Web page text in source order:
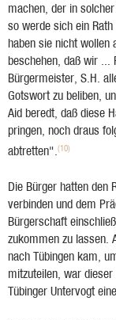
machen, der in
so werde sich ein
haben sie nicht wollen
beschehen, daß wir ...
Bürgermeister, S.H.
Gotswort zu beliben,
Aid beredt, daß diese
pringen, noch draus
abtretten".(10)
Die Bürger hatten den
verbinden und dem
Bürgerschaft
zukommen zu lassen.
nach Tübingen kam,
mitzuteilen, war
Tübinger Untervogt